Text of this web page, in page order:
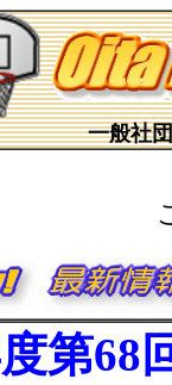
一般社
第68